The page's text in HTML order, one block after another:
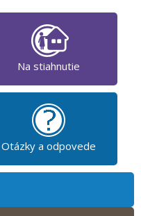
Na stiahnutie
Otázky a odpovede